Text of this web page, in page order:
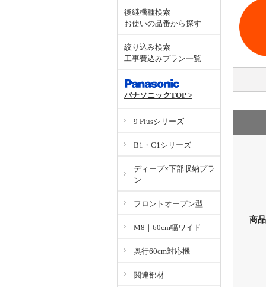
商
後継機種検索
お使いの品番から探す
絞り込み検索
工事費込みプラン一覧
パナソニックTOP >
9 Plusシリーズ
B1・C1シリーズ
ディープ×下部収納プラ
ン
フロントオープン型
M8｜60cm幅ワイド
奥行60cm対応機
関連部材